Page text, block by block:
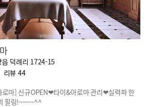
읍 덕례리 1724-15
리뷰 44
로마] 신규OPEN❤타이&아로마 관리❤실력파 한
힐링!~~~~^^